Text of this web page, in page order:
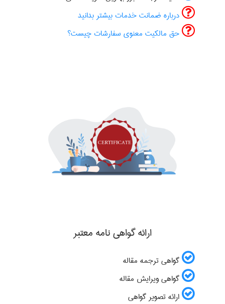
درباره ضمانت خدمات بیشتر بدانید
حق مالکیت معنوی سفارشات چیست؟
ارائه گواهی نامه معتبر
گواهی ترجمه مقاله
گواهی ویرایش مقاله
ارائه تصویر گواهی